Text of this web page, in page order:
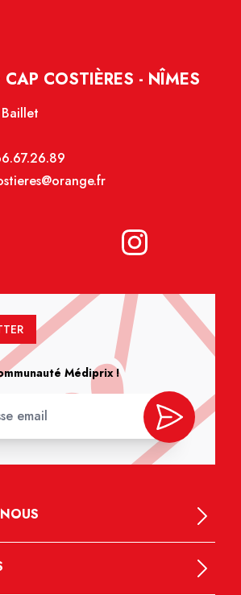
COSTIÈRES - NÎMES
Médiprix !